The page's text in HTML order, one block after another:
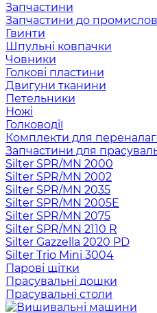
Запчастини
Запчастини до
Гвинти
Шпульні ковпачки
Човники
Голкові пластини
Двигуни тканини
Петельники
Ножі
Голководії
Комплекти для
Запчастини для
Silter SPR/MN 2000
Silter SPR/MN 2002
Silter SPR/MN 2035
Silter SPR/MN 2005E
Silter SPR/MN 2075
Silter SPR/MN 2110 R
Silter Gazzella 2020 PD
Silter Trio Mini 3004
Парові щітки
Прасувальні дошки
Прасувальні столи